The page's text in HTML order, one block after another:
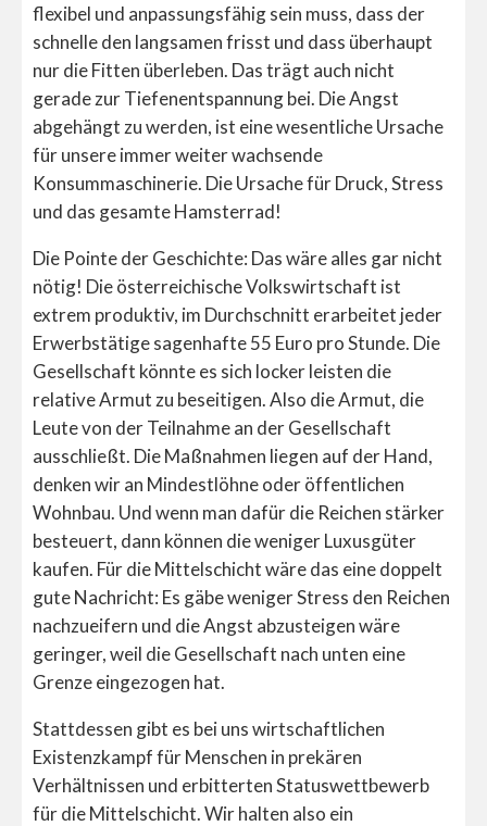
flexibel und anpassungsfähig sein muss, dass der
schnelle den langsamen frisst und dass überhaupt
nur die Fitten überleben. Das trägt auch nicht
gerade zur Tiefenentspannung bei. Die Angst
abgehängt zu werden, ist eine wesentliche Ursache
für unsere immer weiter wachsende
Konsummaschinerie. Die Ursache für Druck, Stress
und das gesamte Hamsterrad!
Die Pointe der Geschichte: Das wäre alles gar nicht
nötig! Die österreichische Volkswirtschaft ist
extrem produktiv, im Durchschnitt erarbeitet jeder
Erwerbstätige sagenhafte 55 Euro pro Stunde. Die
Gesellschaft könnte es sich locker leisten die
relative Armut zu beseitigen. Also die Armut, die
Leute von der Teilnahme an der Gesellschaft
ausschließt. Die Maßnahmen liegen auf der Hand,
denken wir an Mindestlöhne oder öffentlichen
Wohnbau. Und wenn man dafür die Reichen stärker
besteuert, dann können die weniger Luxusgüter
kaufen. Für die Mittelschicht wäre das eine doppelt
gute Nachricht: Es gäbe weniger Stress den Reichen
nachzueifern und die Angst abzusteigen wäre
geringer, weil die Gesellschaft nach unten eine
Grenze eingezogen hat.
Stattdessen gibt es bei uns wirtschaftlichen
Existenzkampf für Menschen in prekären
Verhältnissen und erbitterten Statuswettbewerb
für die Mittelschicht. Wir halten also ein